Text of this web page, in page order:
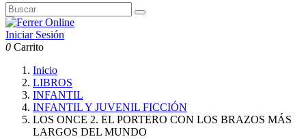
Iniciar Sesión
0 Carrito
Inicio
LIBROS
INFANTIL
INFANTIL Y JUVENIL FICCIÓN
LOS ONCE 2. EL PORTERO CON LOS BRAZOS MÁS
LARGOS DEL MUNDO